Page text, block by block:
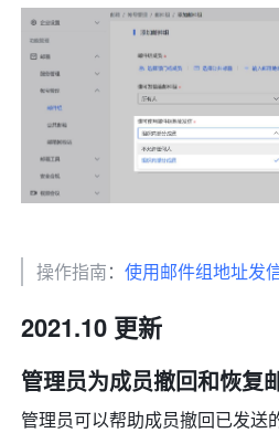
操作指南：使用邮件组地址发
2021.10 更新
管理员为成员撤回和恢复
管理员可以帮助成员撤回已发送